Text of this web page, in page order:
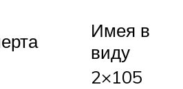
Имея в
виду
2×105